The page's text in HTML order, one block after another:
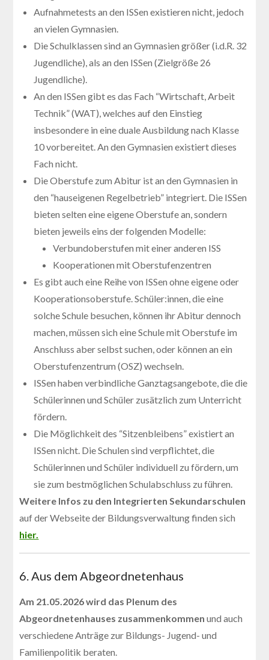
Aufnahmetests an den ISSen existieren nicht, jedoch
an vielen Gymnasien.
Die Schulklassen sind an Gymnasien größer (i.d.R. 32
Jugendliche), als an den ISSen (Zielgröße 26
Jugendliche).
An den ISSen gibt es das Fach “Wirtschaft, Arbeit
Technik” (WAT), welches auf den Einstieg
insbesondere in eine duale Ausbildung nach Klasse
10 vorbereitet. An den Gymnasien existiert dieses
Fach nicht.
Die Oberstufe zum Abitur ist an den Gymnasien in
den “hauseigenen Regelbetrieb” integriert. Die ISSen
bieten selten eine eigene Oberstufe an, sondern
bieten jeweils eins der folgenden Modelle:
Verbundoberstufen mit einer anderen ISS
Kooperationen mit Oberstufenzentren
Es gibt auch eine Reihe von ISSen ohne eigene oder
Kooperationsoberstufe. Schüler:innen, die eine
solche Schule besuchen, können ihr Abitur dennoch
machen, müssen sich eine Schule mit Oberstufe im
Anschluss aber selbst suchen, oder können an ein
Oberstufenzentrum (OSZ) wechseln.
ISSen haben verbindliche Ganztagsangebote, die die
Schülerinnen und Schüler zusätzlich zum Unterricht
fördern.
Die Möglichkeit des “Sitzenbleibens” existiert an
ISSen nicht. Die Schulen sind verpflichtet, die
Schülerinnen und Schüler individuell zu fördern, um
sie zum bestmöglichen Schulabschluss zu führen.
Weitere Infos zu den Integrierten Sekundarschulen
auf der Webseite der Bildungsverwaltung finden sich
hier.
6. Aus dem Abgeordnetenhaus
Am 21.05.2026 wird das Plenum des
Abgeordnetenhauses zusammenkommen und auch
verschiedene Anträge zur Bildungs- Jugend- und
Familienpolitik beraten.